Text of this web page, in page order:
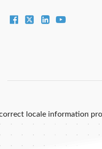
locale information